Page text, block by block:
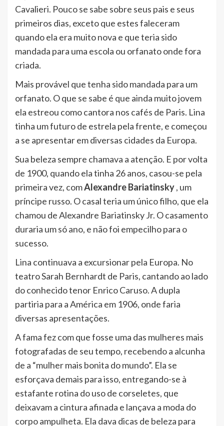
Cavalieri. Pouco se sabe sobre seus pais e seus
primeiros dias, exceto que estes faleceram
quando ela era muito nova e que teria sido
mandada para uma escola ou orfanato onde fora
criada.
Mais provável que tenha sido mandada para um
orfanato. O que se sabe é que ainda muito jovem
ela estreou como cantora nos cafés de Paris. Lina
tinha um futuro de estrela pela frente, e começou
a se apresentar em diversas cidades da Europa.
Sua beleza sempre chamava a atenção. E por volta
de 1900, quando ela tinha 26 anos, casou-se pela
primeira vez, comAlexandre Bariatinsky, um
príncipe russo. O casal teria um único filho, que ela
chamou de Alexandre Bariatinsky Jr. O casamento
duraria um só ano, e não foi empecilho para o
sucesso.
Lina continuava a excursionar pela Europa. No
teatro Sarah Bernhardt de Paris, cantando ao lado
do conhecido tenor Enrico Caruso. A dupla
partiria para a América em 1906, onde faria
diversas apresentações.
A fama fez com que fosse uma das mulheres mais
fotografadas de seu tempo, recebendo a alcunha
de a “mulher mais bonita do mundo”. Ela se
esforçava demais para isso, entregando-se à
estafante rotina do uso de corseletes, que
deixavam a cintura afinada e lançava a moda do
corpo ampulheta. Ela dava dicas de beleza para